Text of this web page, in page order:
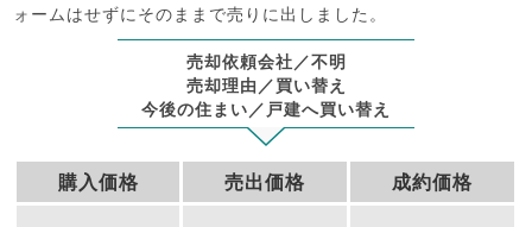
ォームはせずにそのままで売りに出しました。
売却依頼会社／不明
売却理由／買い替え
今後の住まい／戸建へ買い替え
購入価格 売出価格 成約価格